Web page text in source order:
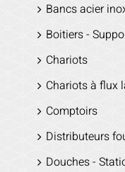
Bancs acier
Boitiers -
Chariots
Chariots à flux
Comptoirs
Distributeurs
Douches -